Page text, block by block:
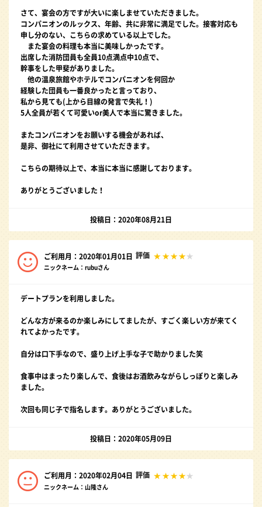
さて、宴会の方ですが大いに楽しませていただきました。
コンパニオンのルックス、年齢、共に非常に満足でした。接客対応も
申し分のない、こちらの求めている以上でした。
また宴会の料理も本当に美味しかったです。
出席した消防団員も全員10点満点中10点で、
幹事をした甲斐がありました。
他の温泉旅館やホテルでコンパニオンを何回か
経験した団員も一番良かったと言っており、
私から見ても(上から目線の発言で失礼！)
5人全員が若くて可愛いor美人で本当に驚きました。
またコンパニオンをお願いする機会があれば、
是非、御社にて利用させていただきます。
こちらの期待以上で、本当に本当に感謝しております。
ありがとうございました！
投稿日：2020年08月21日
ご利用月：2020年01月01日 評価
ニックネーム：rubuさん
デートプランを利用しました。
どんな方が来るのか楽しみにしてましたが、すごく楽しい方が来てく
れてよかったです。
自分は口下手なので、盛り上げ上手な子で助かりました笑
食事中はまったり楽しんで、食後はお酒飲みながらしっぽりと楽しみ
ました。
次回も同じ子で指名します。ありがとうございました。
投稿日：2020年05月09日
ご利用月：2020年02月04日 評価
ニックネーム：山隆さん